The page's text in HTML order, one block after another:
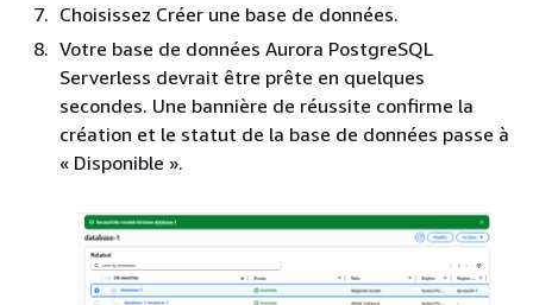
Choisissez Créer une base de données.
Votre base de données Aurora PostgreSQL
Serverless devrait être prête en quelques
secondes. Une bannière de réussite confirme la
création et le statut de la base de données passe à
« Disponible ».